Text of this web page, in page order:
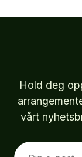
Hold deg
vårt